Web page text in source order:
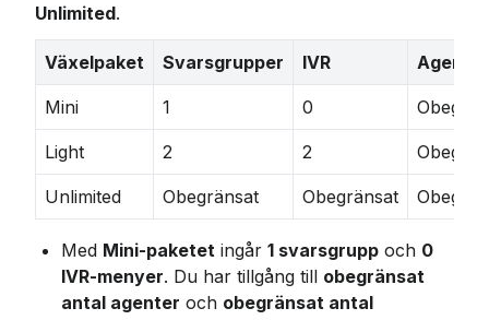
Unlimited.
Växelpaket Svarsgrupper IVR Agenter
Mini 1 0
Light 2 2
Unlimited Obegränsat Obegränsat
Med Mini-paketet ingår 1 svarsgrupp och 0
IVR-menyer. Du har tillgång till obegränsat
antal agenter och obegränsat antal